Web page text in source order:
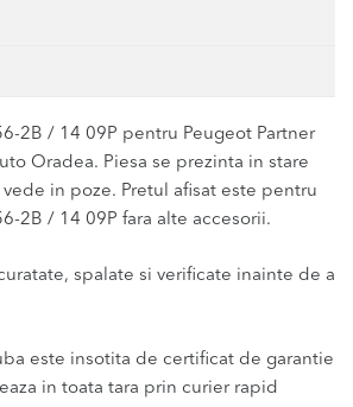
2B / 14 09P pentru Peugeot Partner
Oradea. Piesa se prezinta in stare
in poze. Pretul afisat este pentru
2B / 14 09P fara alte accesorii.
spalate si verificate inainte de a
este insotita de certificat de garantie
in toata tara prin curier rapid